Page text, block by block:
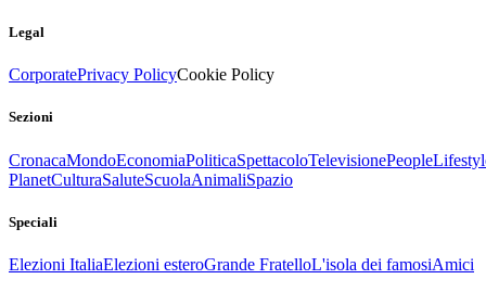
Legal
CorporatePrivacy PolicyCookie Policy
Sezioni
CronacaMondoEconomiaPoliticaSpettacoloTelevisionePeople
PlanetCulturaSaluteScuolaAnimaliSpazio
Speciali
Elezioni ItaliaElezioni esteroGrande FratelloL'isola dei famosiAmici